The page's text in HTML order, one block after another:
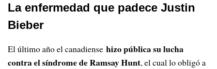
La enfermedad que padece Justin
Bieber
El último año el canadiense hizo pública su lucha
contra el síndrome de Ramsay Hunt, el cual lo obligó a